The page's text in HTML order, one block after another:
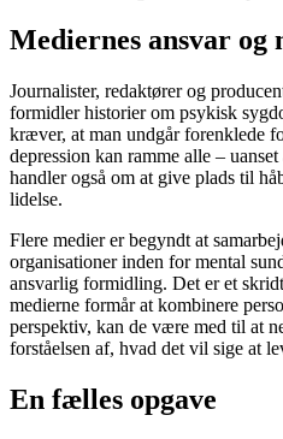
Mediernes ansvar og
Journalister, redaktører og
formidler historier om psykisk
kræver, at man undgår forenklede
depression kan ramme alle –
handler også om at give plads til
lidelse.
Flere medier er begyndt at
organisationer inden for mental
ansvarlig formidling. Det er et
medierne formår at kombinere
perspektiv, kan de være med til at
forståelsen af, hvad det vil sige at
En fælles opgave